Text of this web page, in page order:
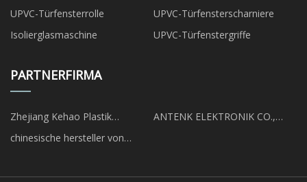
Türen
UPVC-Türfensterrolle
UPVC-Türfensterscharniere
Isolierglasmaschine
UPVC-Türfenstergriffe
PARTNERFIRMA
Zhejiang Kehao Plastik
Maschinerie Co., Ltd.
ANTENK ELEKTRONIK CO.,
chinesische hersteller von